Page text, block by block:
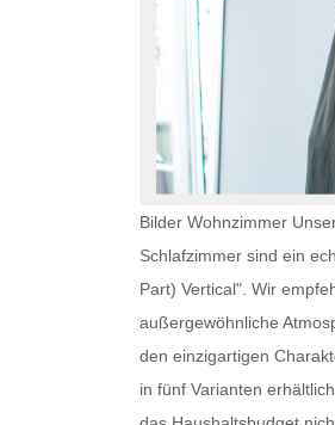
Bilder Wohnzimmer
Schlafzimmer sind ein
Part) Vertical". Wir
außergewöhnliche
den einzigartigen
in fünf Varianten